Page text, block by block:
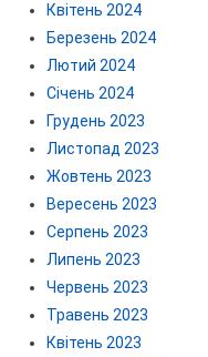
Квітень 2024
Березень 2024
Лютий 2024
Січень 2024
Грудень 2023
Листопад 2023
Жовтень 2023
Вересень 2023
Серпень 2023
Липень 2023
Червень 2023
Травень 2023
Квітень 2023